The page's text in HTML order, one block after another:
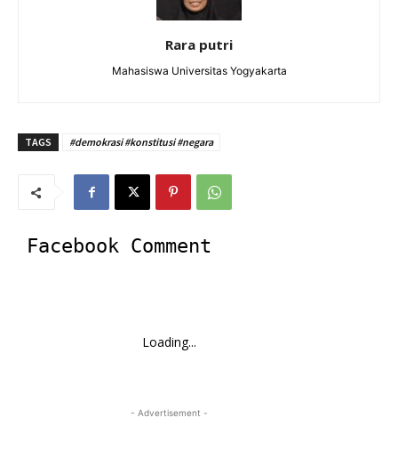
Rara putri
Mahasiswa Universitas Yogyakarta
TAGS #demokrasi #konstitusi #negara
Facebook Comment
Loading...
- Advertisement -